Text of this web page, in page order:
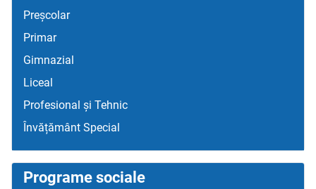
Preșcolar
Primar
Gimnazial
Liceal
Profesional și Tehnic
Învățământ Special
Programe sociale